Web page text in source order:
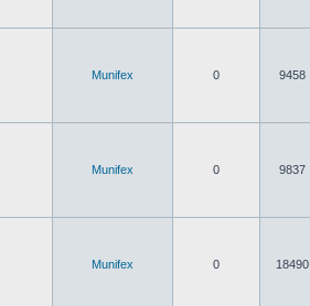
Munifex 0 9458
Munifex 0 9837
Munifex 0 18490